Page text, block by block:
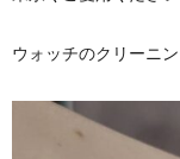
ウォッチのクリーニ